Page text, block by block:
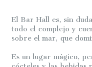
El Bar Hall es, sin
todo el complejo y
sobre el mar, que
Es un lugar mágico,